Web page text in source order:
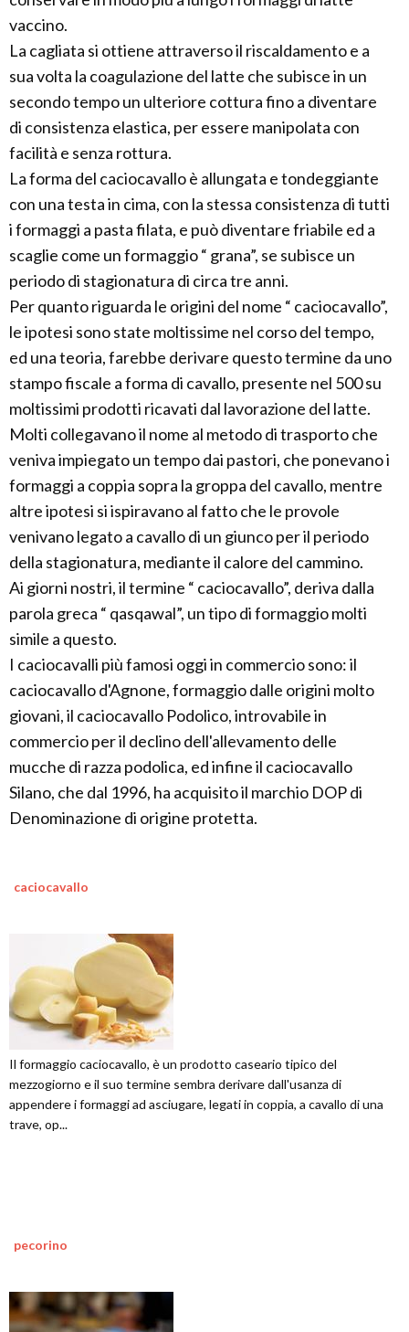
vaccino.
La cagliata si ottiene attraverso il riscaldamento e a
sua volta la coagulazione del latte che subisce in un
secondo tempo un ulteriore cottura fino a diventare
di consistenza elastica, per essere manipolata con
facilità e senza rottura.
La forma del caciocavallo è allungata e tondeggiante
con una testa in cima, con la stessa consistenza di tutti
i formaggi a pasta filata, e può diventare friabile ed a
scaglie come un formaggio “ grana”, se subisce un
periodo di stagionatura di circa tre anni.
Per quanto riguarda le origini del nome “ caciocavallo”,
le ipotesi sono state moltissime nel corso del tempo,
ed una teoria, farebbe derivare questo termine da uno
stampo fiscale a forma di cavallo, presente nel 500 su
moltissimi prodotti ricavati dal lavorazione del latte.
Molti collegavano il nome al metodo di trasporto che
veniva impiegato un tempo dai pastori, che ponevano i
formaggi a coppia sopra la groppa del cavallo, mentre
altre ipotesi si ispiravano al fatto che le provole
venivano legato a cavallo di un giunco per il periodo
della stagionatura, mediante il calore del cammino.
Ai giorni nostri, il termine “ caciocavallo”, deriva dalla
parola greca “ qasqawal”, un tipo di formaggio molti
simile a questo.
I caciocavalli più famosi oggi in commercio sono: il
caciocavallo d'Agnone, formaggio dalle origini molto
giovani, il caciocavallo Podolico, introvabile in
commercio per il declino dell'allevamento delle
mucche di razza podolica, ed infine il caciocavallo
Silano, che dal 1996, ha acquisito il marchio DOP di
Denominazione di origine protetta.
caciocavallo
Il formaggio caciocavallo, è un prodotto caseario tipico del
mezzogiorno e il suo termine sembra derivare dall'usanza di
appendere i formaggi ad asciugare, legati in coppia, a cavallo di una
trave, op...
pecorino